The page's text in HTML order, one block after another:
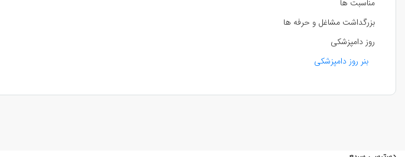
مناسبت ها
بزرگداشت مشاغل و حرفه ها
روز دامپزشکی
بنر روز دامپزشکی